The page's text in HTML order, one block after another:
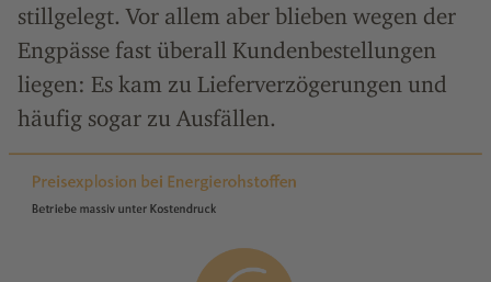
stillgelegt. Vor allem aber blieben wegen der
Engpässe fast überall Kundenbestellungen
liegen: Es kam zu Lieferverzögerungen und
häufig sogar zu Ausfällen.